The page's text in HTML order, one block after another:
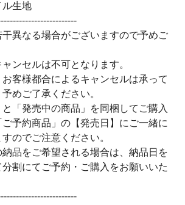
生地
異なる場合がございますので予めご
ンセルは不可となります。
客様都合によるキャンセルは承って
めご了承ください。
「発売中の商品」を同梱してご購入
予約商品」の【発売日】にご一緒に
のでご注意ください。
品をご希望される場合は、納品日を
割にてご予約・ご購入をお願いいた